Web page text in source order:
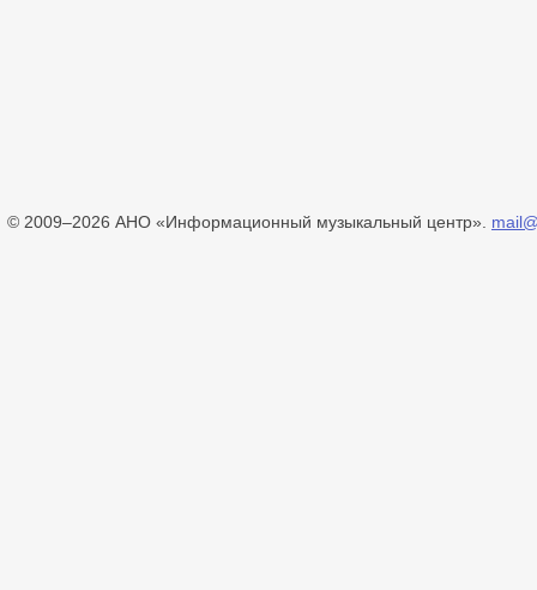
© 2009–2026 АНО «Информационный музыкальный центр».